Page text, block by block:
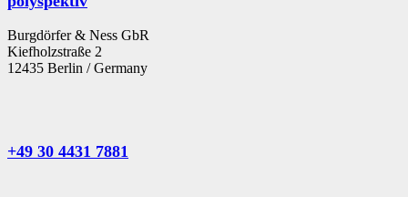
Burgdörfer & Ness GbR
Kiefholzstraße 2
12435 Berlin / Germany
+49 30 4431 7881